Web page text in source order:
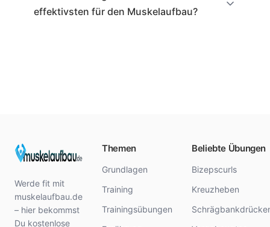
effektivsten für den Muskelaufbau?
Werde fit mit
muskelaufbau.de
– hier bekommst
Du kostenlose
Themen
Grundlagen
Training
Trainingsübungen
Beliebte Übungen
Bizepscurls
Kreuzheben